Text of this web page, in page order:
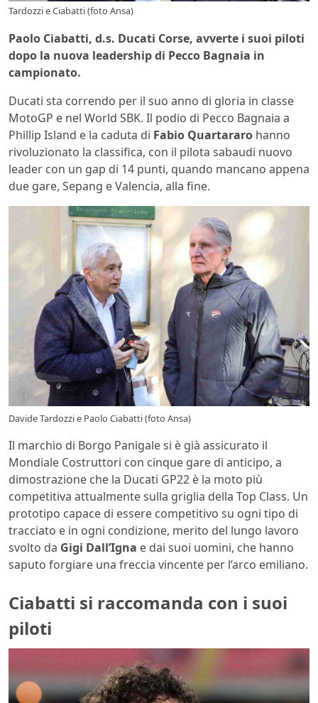
Tardozzi e Ciabatti (foto Ansa)
Paolo Ciabatti, d.s. Ducati Corse, avverte i suoi piloti
dopo la nuova leadership di Pecco Bagnaia in
campionato.
Ducati sta correndo per il suo anno di gloria in classe
MotoGP e nel World SBK. Il podio di Pecco Bagnaia a
Phillip Island e la caduta di Fabio Quartararo hanno
rivoluzionato la classifica, con il pilota sabaudi nuovo
leader con un gap di 14 punti, quando mancano appena
due gare, Sepang e Valencia, alla fine.
Davide Tardozzi e Paolo Ciabatti (foto Ansa)
Il marchio di Borgo Panigale si è già assicurato il
Mondiale Costruttori con cinque gare di anticipo, a
dimostrazione che la Ducati GP22 è la moto più
competitiva attualmente sulla griglia della Top Class. Un
prototipo capace di essere competitivo su ogni tipo di
tracciato e in ogni condizione, merito del lungo lavoro
svolto da Gigi Dall’Igna e dai suoi uomini, che hanno
saputo forgiare una freccia vincente per l’arco emiliano.
Ciabatti si raccomanda con i suoi
piloti